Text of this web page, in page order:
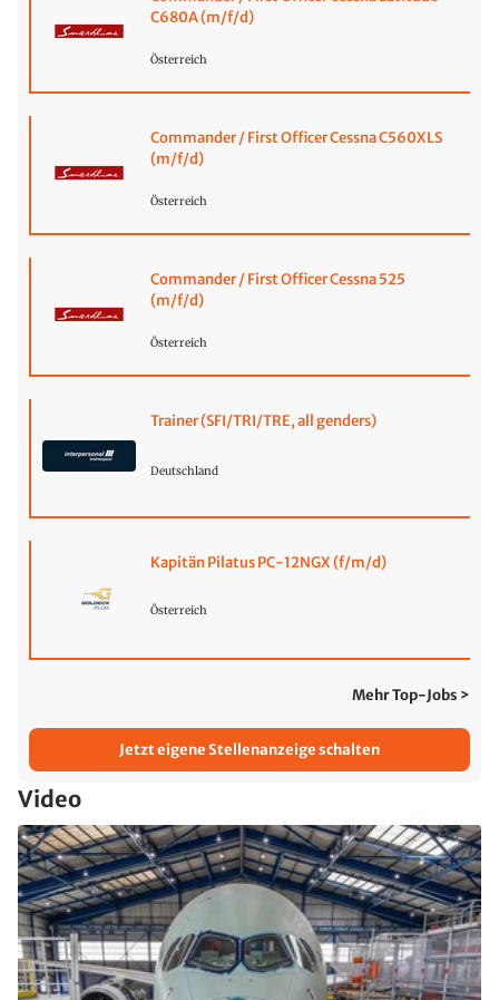
C680A (m/f/d)
Österreich
Commander / First Officer Cessna C560XLS
(m/f/d)
Österreich
Commander / First Officer Cessna 525
(m/f/d)
Österreich
Trainer (SFI/TRI/TRE, all genders)
Deutschland
Kapitän Pilatus PC-12NGX (f/m/d)
Österreich
Mehr Top-Jobs >
Jetzt eigene Stellenanzeige schalten
Video